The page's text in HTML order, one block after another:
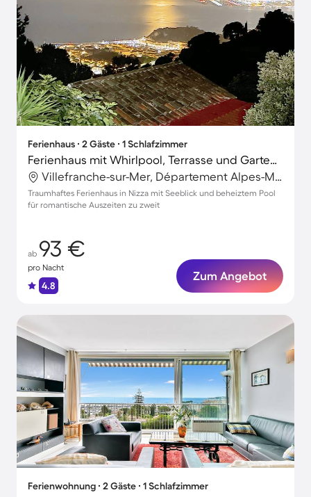
Ferienhaus ∙ 2 Gäste ∙ 1 Schlafzimmer
Ferienhaus mit Whirlpool, Terrasse und Garten | Naturblick
Villefranche-sur-Mer, Département Alpes-Maritimes, Frankreich
Traumhaftes Ferienhaus in Nizza mit Seeblick und beheiztem Pool
für romantische Auszeiten zu zweit
ab 93 €
pro Nacht
4.8
Zum Angebot
Ferienwohnung ∙ 2 Gäste ∙ 1 Schlafzimmer